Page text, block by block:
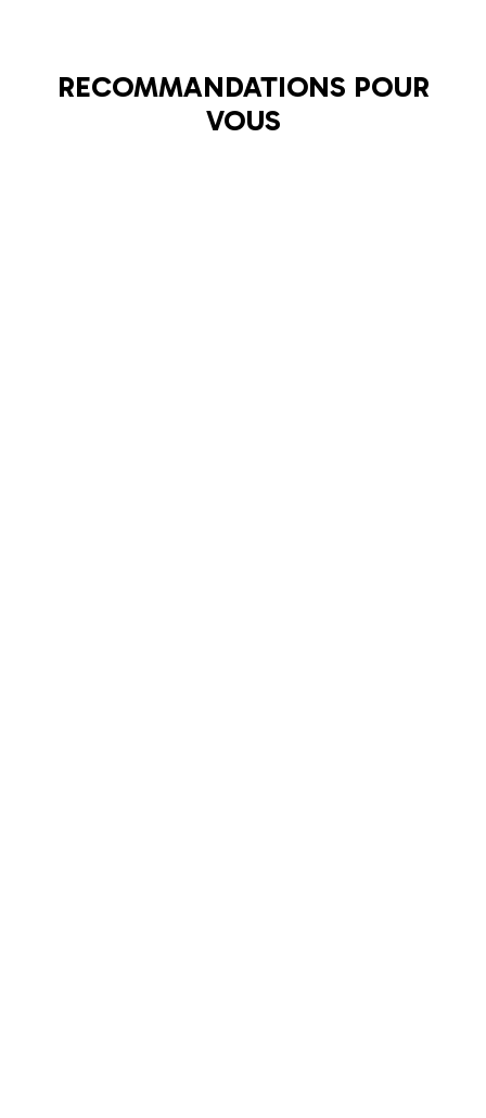
RECOMMANDATIONS POUR
VOUS